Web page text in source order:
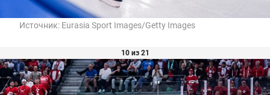
Источник: Eurasia Sport Images/Getty Images
10 из 21